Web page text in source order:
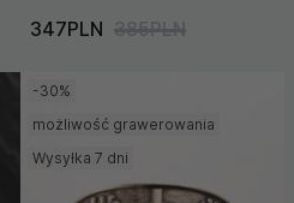
347PLN 385PLN
-30%
możliwość grawerowania
Wysyłka 7 dni